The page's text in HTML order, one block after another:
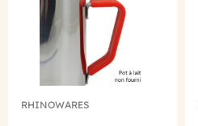
RHINOWARES